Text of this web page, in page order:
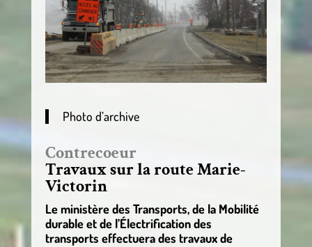
Photo d’archive
Contrecoeur
Travaux sur la route Marie-
Victorin
Le ministère des Transports, de la Mobilité
durable et de l’Électrification des
transports effectuera des travaux de